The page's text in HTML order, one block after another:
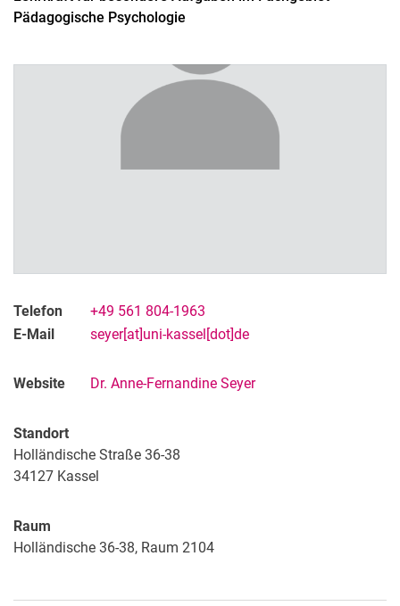
Pädagogische Psychologie
Telefon
+49 561 804-1963
E-Mail
seyer[at]uni-kassel[dot]de
Website Dr. Anne-Fernandine Seyer
Standort
Holländische Straße 36-38
34127 Kassel
Raum
Holländische 36-38, Raum 2104